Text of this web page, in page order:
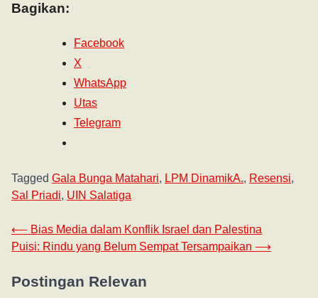
Bagikan:
Facebook
X
WhatsApp
Utas
Telegram
Tagged Gala Bunga Matahari, LPM DinamikA., Resensi,
Sal Priadi, UIN Salatiga
⟵ Bias Media dalam Konflik Israel dan Palestina
Puisi: Rindu yang Belum Sempat Tersampaikan ⟶
Postingan Relevan